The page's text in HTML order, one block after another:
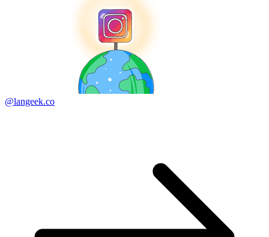
@langeek.co